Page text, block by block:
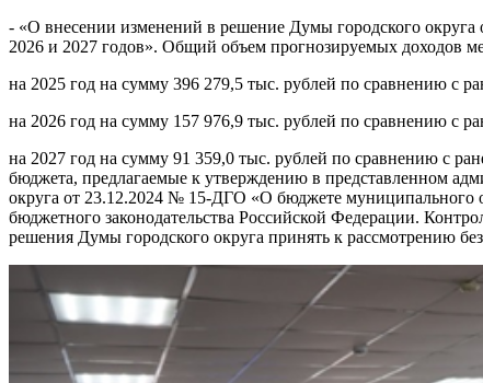
- «О внесении изменений в решение Думы городского
2026 и 2027 годов». Общий объем прогнозируемых доходов
на 2025 год на сумму 396 279,5 тыс. рублей по сравнению с
на 2026 год на сумму 157 976,9 тыс. рублей по сравнению с
на 2027 год на сумму 91 359,0 тыс. рублей по сравнению с
бюджета, предлагаемые к утверждению в представленном
округа от 23.12.2024 № 15-ДГО «О бюджете муниципального
бюджетного законодательства Российской Федерации.
решения Думы городского округа принять к рассмотрению